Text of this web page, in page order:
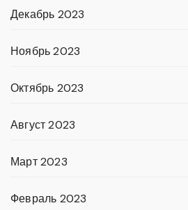
Декабрь 2023
Ноябрь 2023
Октябрь 2023
Август 2023
Март 2023
Февраль 2023